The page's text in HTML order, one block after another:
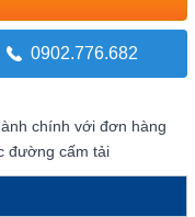
0902.776.682
chính với đơn hàng
đường cấm tải